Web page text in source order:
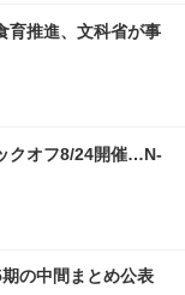
育推進、文科省が事
クオフ8/24開催…N-
の中間まとめ公表